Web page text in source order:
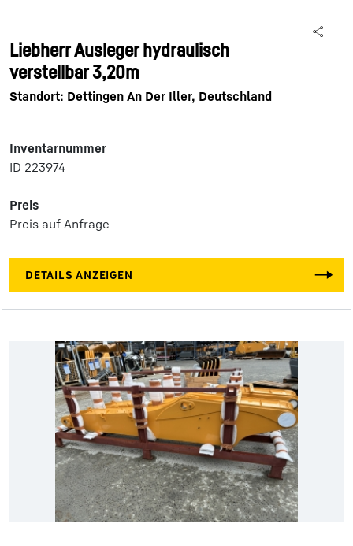
Liebherr Ausleger hydraulisch
verstellbar 3,20m
Standort: Dettingen An Der Iller, Deutschland
Inventarnummer
ID 223974
Preis
Preis auf Anfrage
DETAILS ANZEIGEN